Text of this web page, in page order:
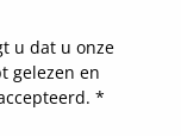
u dat u onze
gelezen en
*